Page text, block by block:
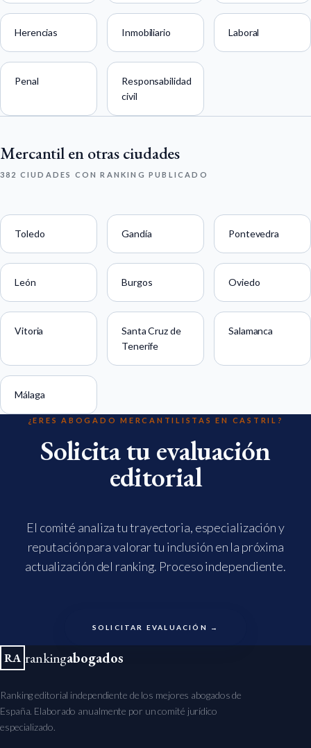
Herencias Inmobiliario Laboral
Penal
Responsabilidad
civil
Mercantil en otras ciudades
382 CIUDADES CON RANKING PUBLICADO
Toledo Gandía Pontevedra
León Burgos Oviedo
Vitoria
Santa Cruz de
Tenerife
Salamanca
Málaga
¿ERES ABOGADO MERCANTILISTAS EN CASTRIL?
Solicita tu evaluación
editorial
El comité analiza tu trayectoria, especialización y
reputación para valorar tu inclusión en la próxima
actualización del ranking. Proceso independiente.
SOLICITAR EVALUACIÓN →
RA rankingabogados
Ranking editorial independiente de los mejores abogados de
España. Elaborado anualmente por un comité jurídico
especializado.